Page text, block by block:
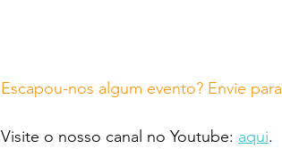
Escapou-nos algum evento? Envie para
Visite o nosso canal no Youtube: aqui.